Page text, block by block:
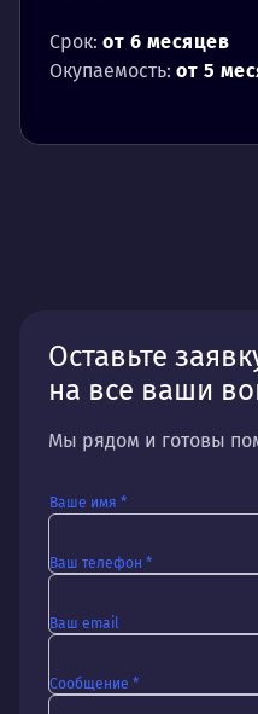
Срок: от 6 месяцев
Окупаемость: от 5
Оставьте
на все ваши
Мы рядом и готовы
Ваше имя *
Ваш телефон *
Ваш email
Сообщение *